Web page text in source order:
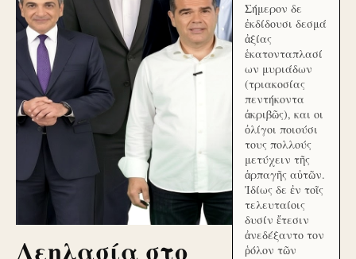
Λεηλασία στο
Σήμερον δε
ἐκδίδουσι δεσμά
ἀξίας
ἑκατονταπλασί
ων μυριάδων
(τριακοσίας
πεντήκοντα
ἀκριβῶς), και οι
ὀλίγοι ποιούσι
τους πολλούς
μετύχειν τῆς
ἁρπαγῆς αὐτῶν.
Ἰδίως δε ἐν τοῖς
τελευταίοις
δυσίν ἔτεσιν
ἀνεδέξαντο τον
ῥόλον τῶν